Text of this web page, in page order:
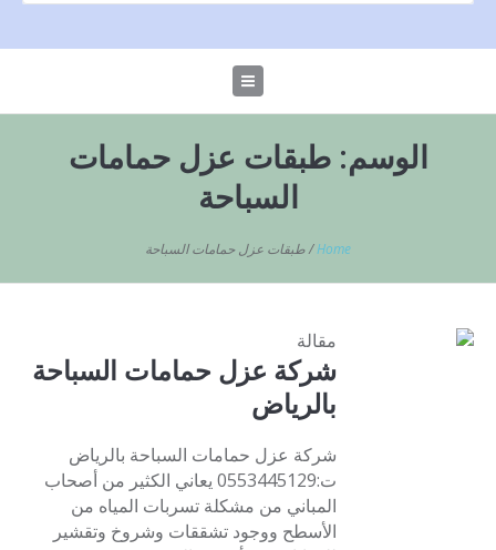
الوسم:طبقات عزل حمامات
السباحة
Home
/طبقات عزل حمامات السباحة
مقالة
شركة عزل حمامات السباحة
بالرياض
شركة عزل حمامات السباحة بالرياض
ت:0553445129 يعاني الكثير من أصحاب
المباني من مشكلة تسربات المياه من
الأسطح ووجود تشققات وشروخ وتقشير